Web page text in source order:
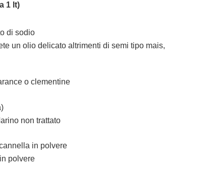
1 lt)
di sodio
un olio delicato altrimenti di semi tipo mais,
o clementine
non trattato
in polvere
polvere